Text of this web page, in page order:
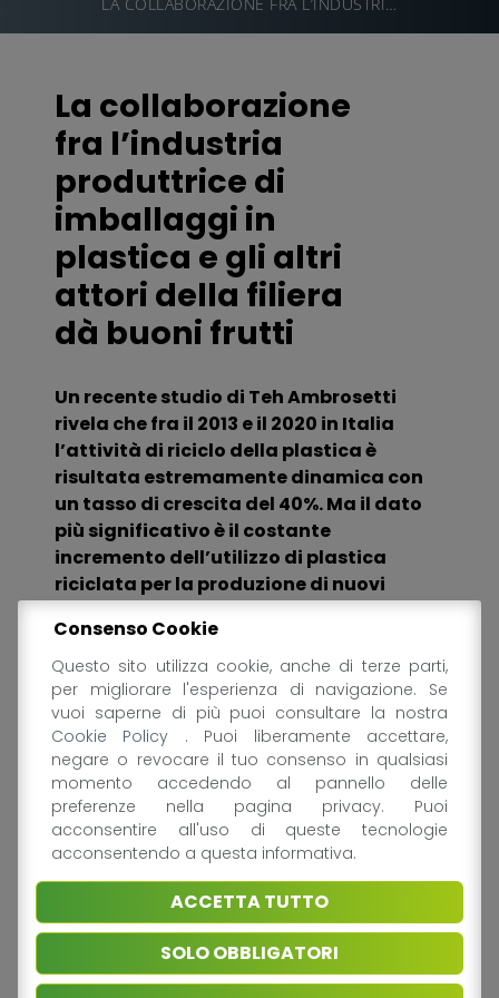
La collaborazione
fra l’industria
produttrice di
imballaggi in
plastica e gli altri
attori della filiera
dà buoni frutti
Un recente studio di Teh Ambrosetti
rivela che fra il 2013 e il 2020 in Italia
l’attività di riciclo della plastica è
risultata estremamente dinamica con
un tasso di crescita del 40%. Ma il dato
più significativo è il costante
incremento dell’utilizzo di plastica
riciclata per la produzione di nuovi
articoli che nel 2022 ha raggiunto il 21,5%
di tutta la plastica impiegata della
produzione di nuovi oggetti.
Pro Food a favore dell’economia
circolare
Questo risultato, che vede l’Italia in una
posizione di assoluta leadership in Europa
(dove l’impiego di plastica riciclata è
inferiore al 10%), è frutto dell’impegno di tutta
Consenso Cookie
Questo sito utilizza cookie, anche di terze parti,
per migliorare l'esperienza di navigazione. Se
vuoi saperne di più puoi consultare la nostra
Cookie Policy . Puoi liberamente accettare,
negare o revocare il tuo consenso in qualsiasi
momento accedendo al pannello delle
preferenze nella pagina privacy. Puoi
acconsentire all'uso di queste tecnologie
acconsentendo a questa informativa.
ACCETTA TUTTO
SOLO OBBLIGATORI